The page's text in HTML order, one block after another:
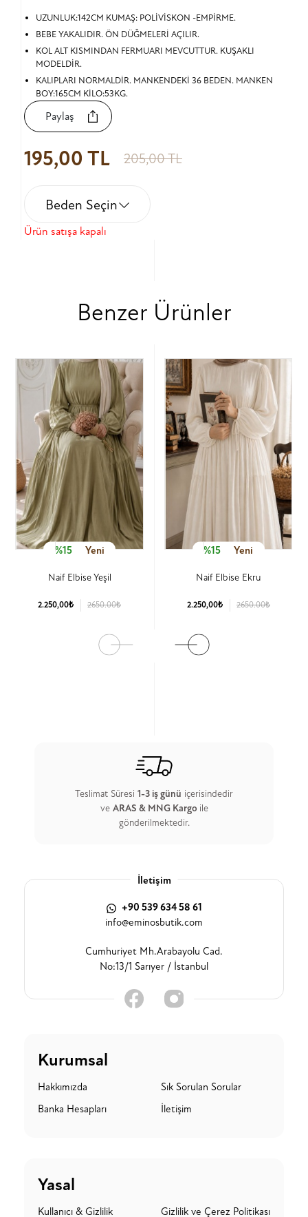
UZUNLUK:142CM KUMAŞ: POLİVİSKON -EMPİRME.
BEBE YAKALIDIR. ÖN DÜĞMELERİ AÇILIR.
KOL ALT KISMINDAN FERMUARI MEVCUTTUR. KUŞAKLI
MODELDİR.
KALIPLARI NORMALDİR. MANKENDEKİ 36 BEDEN. MANKEN
BOY:165CM KİLO:53KG.
Paylaş
195,00 TL 205,00 TL
Beden Seçin
Ürün satışa kapalı
Benzer Ürünler
%15 Yeni
Naif Elbise Yeşil
2.250,00₺ 2650.00₺
%15 Yeni
Naif Elbise Ekru
2.250,00₺ 2650.00₺
Teslimat Süresi 1-3 iş günü içerisindedir
ve ARAS & MNG Kargo ile
gönderilmektedir.
İletişim
+90 539 634 58 61
info@eminosbutik.com
Cumhuriyet Mh.Arabayolu Cad.
No:13/1 Sarıyer / İstanbul
Kurumsal
Hakkımızda
Sık Sorulan Sorular
Banka Hesapları
İletişim
Yasal
Kullanıcı & Gizlilik Gizlilik ve Çerez Politikası